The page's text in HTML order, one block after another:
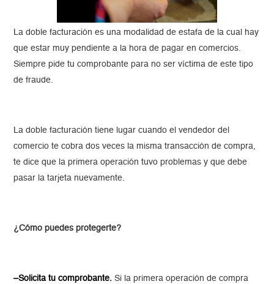
La doble facturación es una modalidad de estafa de la cual hay
que estar muy pendiente a la hora de pagar en comercios.
Siempre pide tu comprobante para no ser víctima de este tipo
de fraude.
La doble facturación tiene lugar cuando el vendedor del
comercio te cobra dos veces la misma transacción de compra,
te dice que la primera operación tuvo problemas y que debe
pasar la tarjeta nuevamente.
¿Cómo puedes protegerte?
–Solicita tu comprobante.Si la primera operación de compra